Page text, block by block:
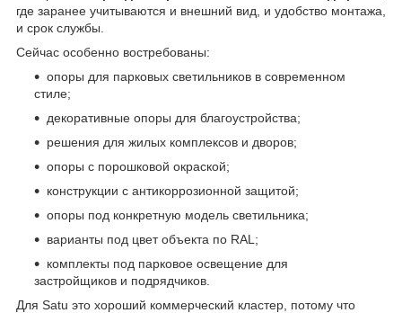
где заранее учитываются и внешний вид, и удобство монтажа,
и срок службы.
Сейчас особенно востребованы:
опоры для парковых светильников в современном
стиле;
декоративные опоры для благоустройства;
решения для жилых комплексов и дворов;
опоры с порошковой окраской;
конструкции с антикоррозионной защитой;
опоры под конкретную модель светильника;
варианты под цвет объекта по RAL;
комплекты под парковое освещение для
застройщиков и подрядчиков.
Для Satu это хороший коммерческий кластер, потому что